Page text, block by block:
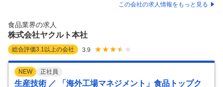
凍食品、製菓など「食」に関わる幅広い分野で事業を展開し、製パン業
加から食品市場が成長中で、当社の看板商品の売上が伸長中です。 ま
た、名古屋の地で創業してから100年が経った今も「パンづくりで社会
に貢…
この会社の求人情報をもっと見る
食品業界の求人
株式会社ヤクルト本社
総合評価3.1 以上の会社 3.9
NEW 正社員
生産技術 ／ 「海外工場マネジメント」食品トップク